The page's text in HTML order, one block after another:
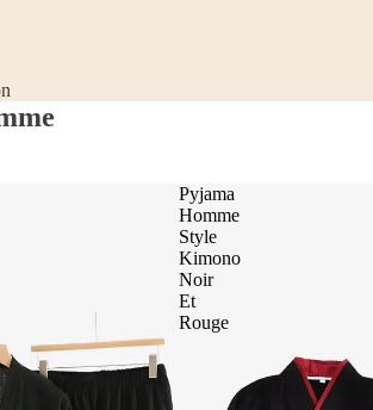
Pyjama
Homme
Style
Kimono
Noir
Et
Rouge